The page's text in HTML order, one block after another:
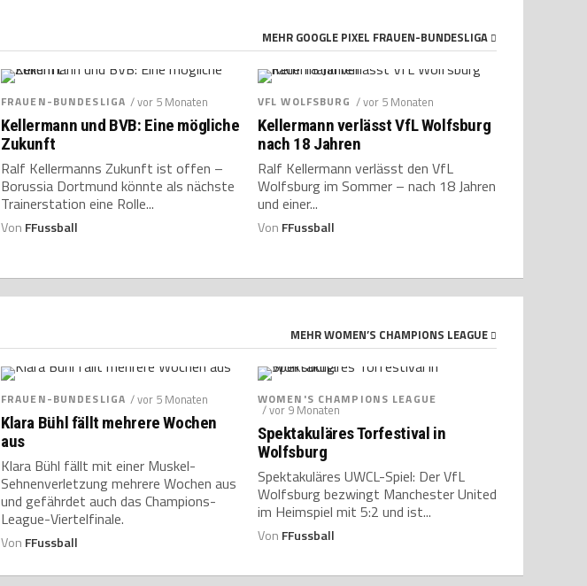
MEHR GOOGLE PIXEL FRAUEN-BUNDESLIGA
FRAUEN-BUNDESLIGA / vor 5 Monaten
Kellermann und BVB: Eine mögliche
Zukunft
Ralf Kellermanns Zukunft ist offen –
Borussia Dortmund könnte als nächste
Trainerstation eine Rolle...
Von FFussball
VFL WOLFSBURG / vor 5 Monaten
Kellermann verlässt VfL Wolfsburg
nach 18 Jahren
Ralf Kellermann verlässt den VfL
Wolfsburg im Sommer – nach 18 Jahren
und einer...
Von FFussball
MEHR WOMEN’S CHAMPIONS LEAGUE
FRAUEN-BUNDESLIGA / vor 5 Monaten
Klara Bühl fällt mehrere Wochen
aus
Klara Bühl fällt mit einer Muskel-
Sehnenverletzung mehrere Wochen aus
und gefährdet auch das Champions-
League-Viertelfinale.
Von FFussball
WOMEN'S CHAMPIONS LEAGUE
/ vor 9 Monaten
Spektakuläres Torfestival in
Wolfsburg
Spektakuläres UWCL-Spiel: Der VfL
Wolfsburg bezwingt Manchester United
im Heimspiel mit 5:2 und ist...
Von FFussball